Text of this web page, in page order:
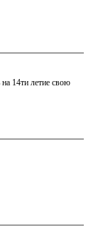
14ти летие свою